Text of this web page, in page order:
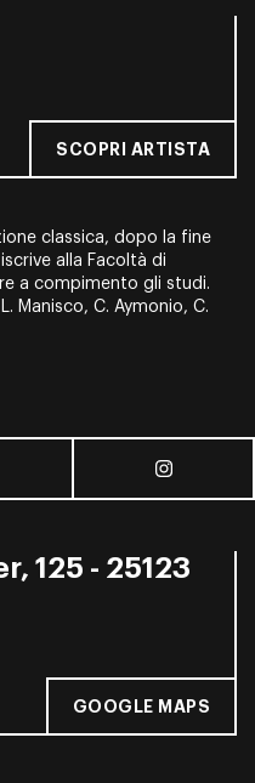
SCOPRI ARTISTA
classica, dopo la fine
alla Facoltà di
a compimento gli studi.
Manisco, C. Aymonio, C.
125 - 25123
GOOGLE MAPS